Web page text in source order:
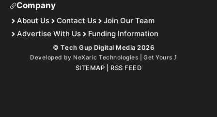
Company
About Us Contact Us
Join Our Team
Advertise With Us
Funding Information
© Tech Gup Digital Media 2026
Developed by NeXaric Technologies | Get Yours⤴︎
SITEMAP RSS FEED